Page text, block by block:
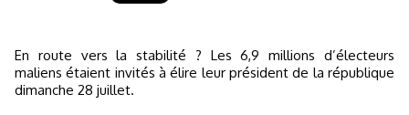
En route vers la stabilité ? Les 6,9 millions d’électeurs
maliens étaient invités à élire leur président de la république
dimanche 28 juillet.